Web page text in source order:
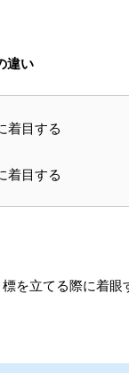
違い
着目する
着目する
を立てる際に着眼